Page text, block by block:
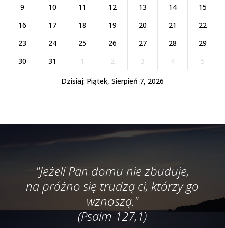
9
10 11 12 13 14
15
16
17 18 19 20 21
22
23
24 25 26 27 28
29
30
31 1 2 3 4 5
Dzisiaj: Piątek, Sierpień 7, 2026
"Jeżeli Pan domu nie zbuduje,
na próżno się trudzą ci, którzy go
wznoszą."
(Psalm 127,1)